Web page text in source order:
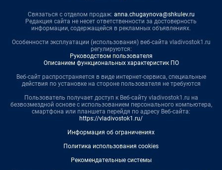
Связаться с отделом продаж: anna.chugaynova@shkulev.ru
Редакция сайта не несет ответственности за достоверность
информации, содержащейся в рекламных объявлениях.
Особенности эксплуатации (использования) веб-сайта vladivostok1.ru
регулируются:
Руководством пользователя
Описанием функциональных характеристик ПО
Веб-сайт распространяется в виде интернет-сервиса, специальные
действия по установке на стороне пользователя не требуются
Пользователь получает доступ к Веб-сайту vladivostok1.ru на
безвозмездной основе с использованием персонального компьютера,
смартфона или планшета перейдя по адресу Веб-сайта:
https://vladivostok1.ru/
Информация об ограничениях
Политика использования cookies
Рекомендательные системы